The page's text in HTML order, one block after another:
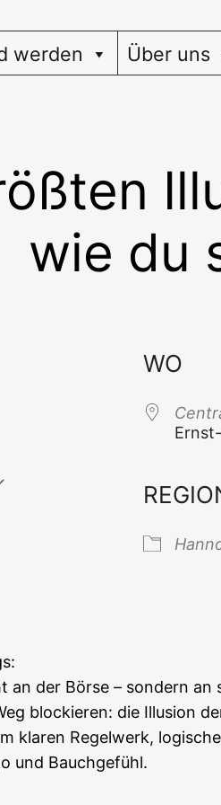
werden Über uns
wie du
WO
an der Bör­se – son­dern
blo­ckie­ren: die Illu­si­on
kla­ren Regel­werk,
und Bauchgefühl.